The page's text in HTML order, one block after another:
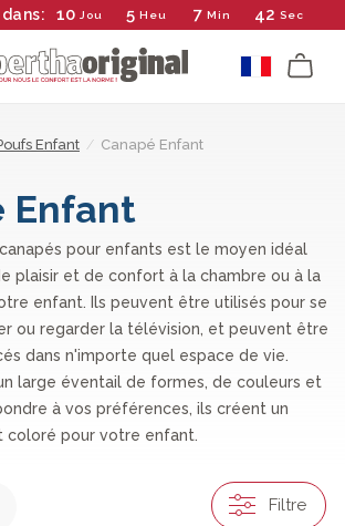
10 Jou 5 Heu 7 Min 42 Sec
Enfant / Canapé Enfant
Enfant
pour enfants est le moyen idéal
plaisir et de confort à la chambre ou à la
enfant. Ils peuvent être utilisés pour se
ou regarder la télévision, et peuvent être
dans n'importe quel espace de vie.
large éventail de formes, de couleurs et
à vos préférences, ils créent un
coloré pour votre enfant.
Filtre